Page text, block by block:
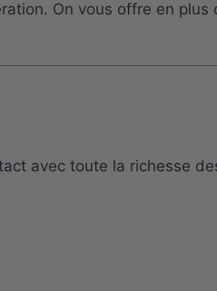
On vous offre en
avec toute la richesse